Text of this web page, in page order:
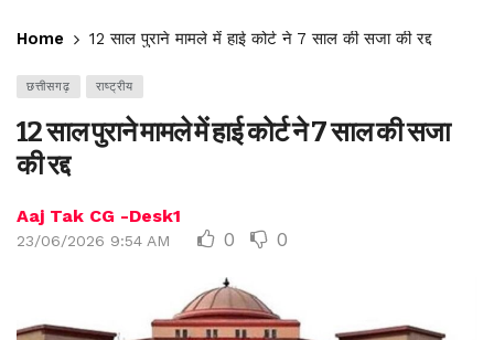
Home 12 साल पुराने मामले में हाई कोर्ट ने 7 साल की सजा की रद्द
छत्तीसगढ़ राष्ट्रीय
12 साल पुराने मामले में हाई कोर्ट ने 7 साल की सजा
की रद्द
Aaj Tak CG -Desk1
23/06/2026 9:54 AM 0 0